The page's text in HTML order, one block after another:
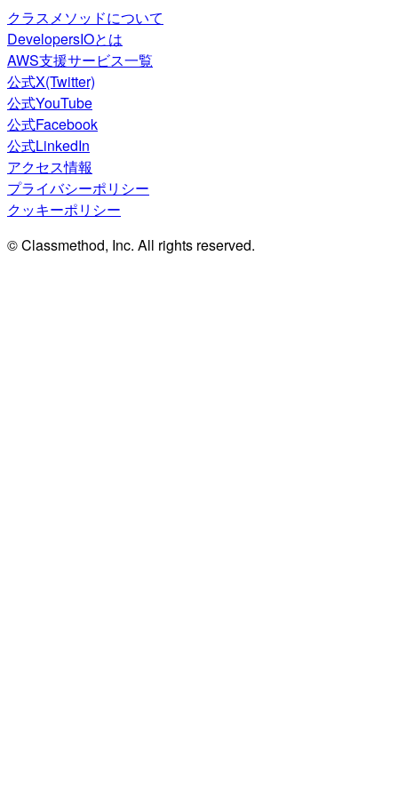
クラスメソッドについて
DevelopersIOとは
AWS支援サービス一覧
公式X(Twitter)
公式YouTube
公式Facebook
公式LinkedIn
アクセス情報
プライバシーポリシー
クッキーポリシー
© Classmethod, Inc. All rights reserved.